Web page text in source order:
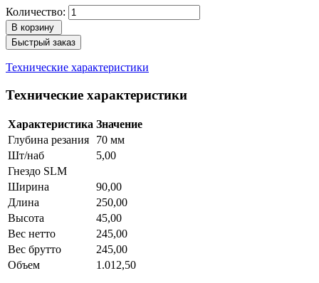
Количество:
В корзину
Быстрый заказ
Технические характеристики
Технические характеристики
Характеристика Значение
Глубина резания
70 мм
Шт/наб
5,00
Гнездо SLM
Ширина
90,00
Длина
250,00
Высота
45,00
Вес нетто
245,00
Вес брутто
245,00
Объем
1.012,50